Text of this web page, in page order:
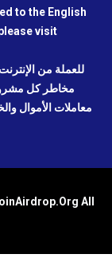
to the English
visit
مخاطر كل
معاملات الأموال
All